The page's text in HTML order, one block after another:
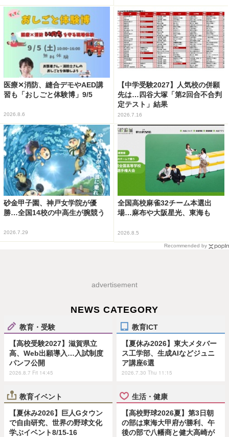
医療✕消防、縫合デモやAED講
習も「おしごと体験博」9/5
2026.8.6
【中学受験2027】人気校の併願
先は…四谷大塚「第2回合不合判
定テスト」結果
2026.7.16
砂金甲子園、神戸女学院が優
勝…全国14校の中高生が腕競う
2026.7.29
全国高校麻雀32チーム本選出
場…麻布や大阪星光、東海も
2026.8.5
Recommended by
advertisement
NEWS CATEGORY
教育・受験
【高校受験2027】滋賀県立
高、Web出願導入…入試制度
パンフ公開
2026.8.7 Fri 14:45
教育ICT
【夏休み2026】東大メタバー
ス工学部、生成AIなどジュニ
ア講座6選
2026.7.30 Thu 11:15
教育イベント
【夏休み2026】巨人Gタウン
で自由研究、世界の野球文化
学ぶイベント8/15-16
生活・健康
【高校野球2026夏】第3日朝
の部は東海大甲府が勝利、午
後の部で八幡商と健大高崎が